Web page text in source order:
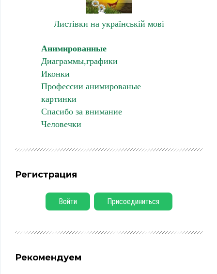
Листівки на українській мові
Анимированные
Диаграммы,графики
Иконки
Профессии анимированые
картинки
Спасибо за внимание
Человечки
Регистрация
Войти Присоединиться
Рекомендуем